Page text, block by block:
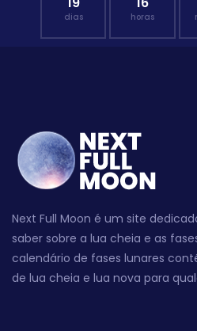
dias horas
Next Full Moon é um site
saber sobre a lua cheia e as
calendário de fases lunares
de lua cheia e lua nova para